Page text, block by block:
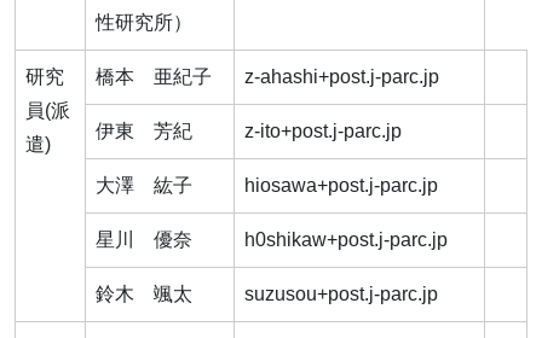
性研究所）
研究
員(派
遣)
橋本 亜紀子 z-ahashi+post.j-parc.jp
伊東 芳紀 z-ito+post.j-parc.jp
大澤 紘子 hiosawa+post.j-parc.jp
星川 優奈 h0shikaw+post.j-parc.jp
鈴木 颯太 suzusou+post.j-parc.jp